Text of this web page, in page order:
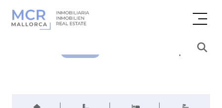
Consultar precio